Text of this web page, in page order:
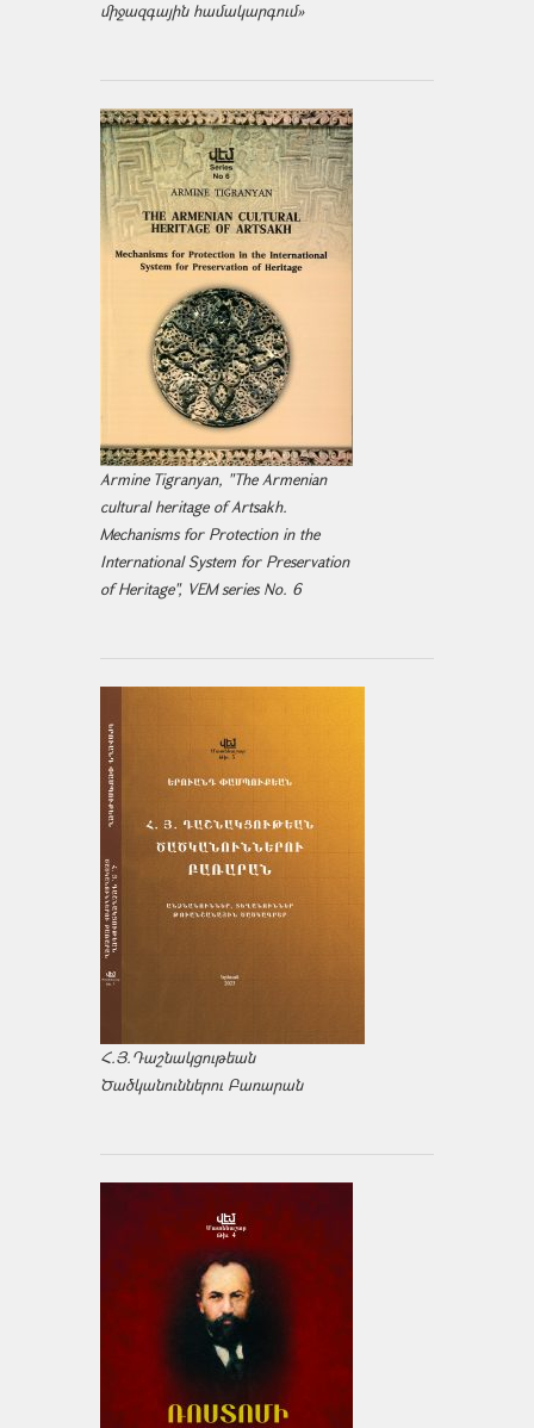
միջազ­գային համակարգում»
Armine Tigranyan, "The Armenian
cultural heritage of Artsakh.
Mechanisms for Protection in the
International System for Preservation
of Heritage", VEM series No. 6
Հ.Յ.Դաշնակցութեան
Ծածկանուններու Բառարան